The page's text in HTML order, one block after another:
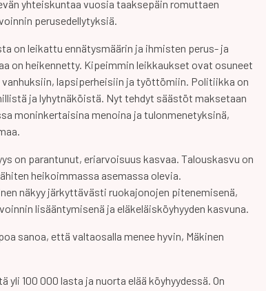
yhteiskuntaa vuosia taaksepäin romuttaen
perusedellytyksiä.
on leikattu ennätysmäärin ja ihmisten perus- ja
on heikennetty. Kipeimmin leikkaukset ovat osuneet
lapsiperheisiin ja työttömiin. Politiikka on
ja lyhytnäköistä. Nyt tehdyt säästöt maksetaan
moninkertaisina menoina ja tulonmenetyksinä,
on parantunut, eriarvoisuus kasvaa. Talouskasvu on
heikoimmassa asemassa olevia.
näkyy järkyttävästi ruokajonojen pitenemisenä,
lisääntymisenä ja eläkeläisköyhyyden kasvuna.
sanoa, että valtaosalla menee hyvin, Mäkinen
yli 100 000 lasta ja nuorta elää köyhyydessä. On